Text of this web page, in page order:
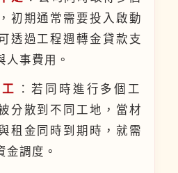
初期通常需要投入啟動
透過工程週轉金貸款支
人事費用。
：若同時進行多個工
分散到不同工地，當材
租金同時到期時，就需
金調度。